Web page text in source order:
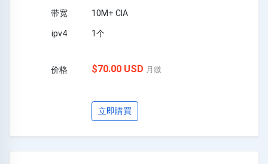
10M+ CIA
1个
$70.00 USD 月繳
立即購買